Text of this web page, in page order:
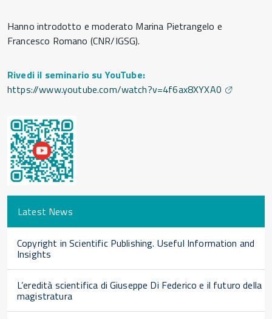
Hanno introdotto e moderato Marina Pietrangelo e
Francesco Romano (CNR/IGSG).
Rivedi il seminario su YouTube:
https://www.youtube.com/watch?v=4f6ax8XYXA0
Latest News
Copyright in Scientific Publishing. Useful Information and
Insights
L’eredità scientifica di Giuseppe Di Federico e il futuro della
magistratura